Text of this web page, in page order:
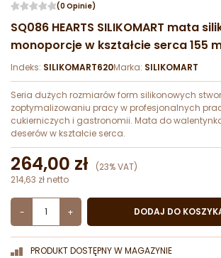
(0 Opinie)
SQ086 HEARTS SILIKOMART mata
monoporcje w kształcie serca 155
Indeks: SILIKOMART620Marka: SILIKOMART
Seria dużych rozmiarów form silikonowych
zoptymalizowaniu pracy w profesjonalnych
cukierniczych i gastronomii. Mata do
deserów w kształcie serca.
264,00 zł
(23% VAT)
214,63 zł netto
- + DODAJ DO
PRODUKT DOSTĘPNY W MAGAZYNIE